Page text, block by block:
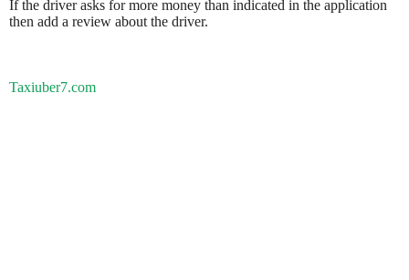
If the driver asks for more money than indicated in the application
then add a review about the driver.
Taxiuber7.com